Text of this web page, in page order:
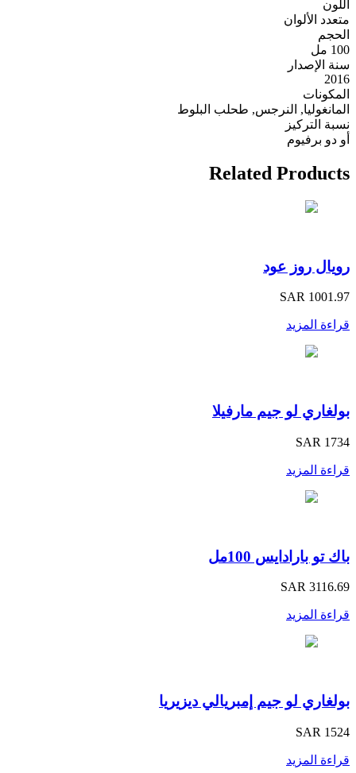
اللون
متعدد الألوان
الحجم
100 مل
سنة الإصدار
2016
المكونات
المانغوليا, النرجس, طحلب البلوط
نسبة التركيز
أو دو برفيوم
Related Products
رويال روز عود
SAR 1001.97
قراءة المزيد
بولغاري لو جيم مارفيلا
SAR 1734
قراءة المزيد
باك تو بارادايس 100مل
SAR 3116.69
قراءة المزيد
بولغاري لو جيم إمبريالي ديزيريا
SAR 1524
قراءة المزيد